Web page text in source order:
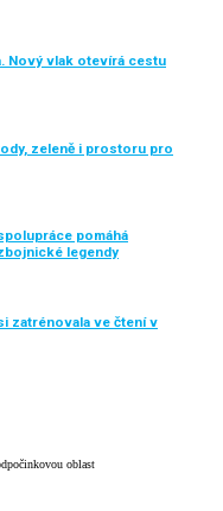
Nový vlak otevírá cestu
zeleně i prostoru pro
pomáhá
legendy
zatrénovala ve čtení v
oblast